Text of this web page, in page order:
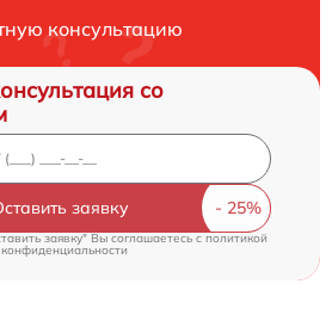
консультацию
со
заявку
заявку" Вы соглашаетесь cполитикой
конфиденциальности